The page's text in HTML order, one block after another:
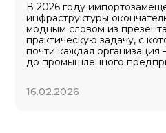
В 2026 году
инфраструктуры
модным словом из
практическую задачу, с
почти каждая
до промышленного
16.02.2026